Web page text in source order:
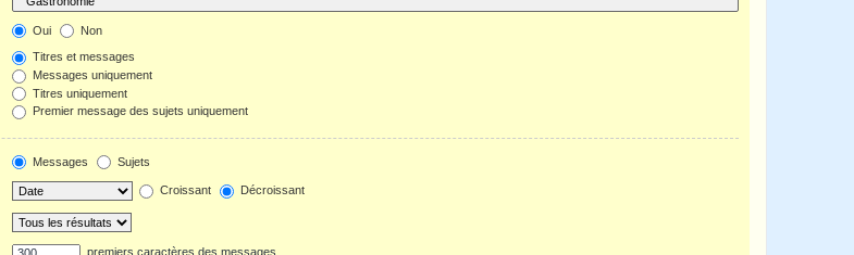
Oui Non
Titres et messages
Messages uniquement
Titres uniquement
Premier message des sujets uniquement
Messages Sujets
Croissant Décroissant
premiers caractères des messages